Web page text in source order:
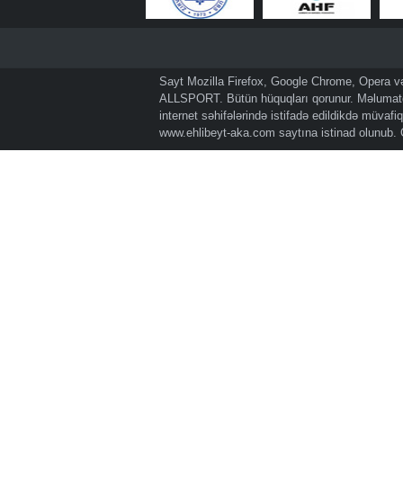
Sayt Mozilla Firefox, Google Chrome, Opera
ALLSPORT. Bütün hüquqları qorunur.
internet səhifələrində istifadə edildikdə
www.ehlibeyt-aka.com saytına istinad olunub.